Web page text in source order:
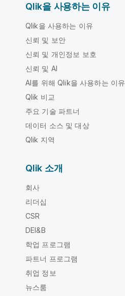
Qlik을 사용하는 이유
Qlik을 사용하는 이유
신뢰 및 보안
신뢰 및 개인정보 보호
신뢰 및 AI
AI를 위해 Qlik을 사용하는 이유
Qlik 비교
주요 기술 파트너
데이터 소스 및 대상
Qlik 지역
Qlik 소개
회사
리더십
CSR
DEI&B
학업 프로그램
파트너 프로그램
취업 정보
뉴스룸